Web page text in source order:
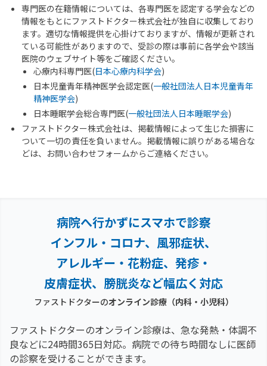
専門医の在籍情報については、各専門医を認定する学会などの
情報をもとにファストドクター株式会社が独自に収集しており
ます。適切な情報提供を心掛けておりますが、情報が更新され
ている可能性がありますので、受診の際は事前に各学会や該当
医院のウェブサイト等をご確認ください。
心療内科専門医(日本心療内科学会)
日本児童青年精神医学会認定医(一般社団法人日本児童青年
精神医学会)
日本睡眠学会総合専門医(一般社団法人日本睡眠学会)
ファストドクター株式会社は、掲載情報によって生じた損害に
ついて一切の責任を負いません。掲載情報に誤りがある場合な
どは、お問い合わせフォームからご連絡ください。
病院へ行かずにスマホで診察
インフル・コロナ、風邪症状、
アレルギー・花粉症、 発疹・
皮膚症状、膀胱炎など幅広く対応
ファストドクターのオンライン診療（内科・小児科）
ファストドクターのオンライン診療は、急な発熱・体調不
良などに24時間365日対応。 病院での待ち時間なしに医師
の診察を受けることができます。